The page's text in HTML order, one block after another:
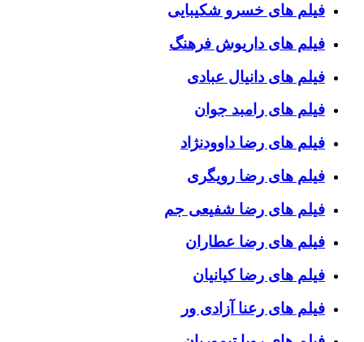
فیلم های خسرو شکیبایی
فیلم های داریوش فرهنگ
فیلم های دانیال عبادی
فیلم های رامبد جوان
فیلم های رضا داوودنژاد
فیلم های رضا رویگری
فیلم های رضا شفیعی جم
فیلم های رضا عطاران
فیلم های رضا کیانیان
فیلم های رعنا آزادی ور